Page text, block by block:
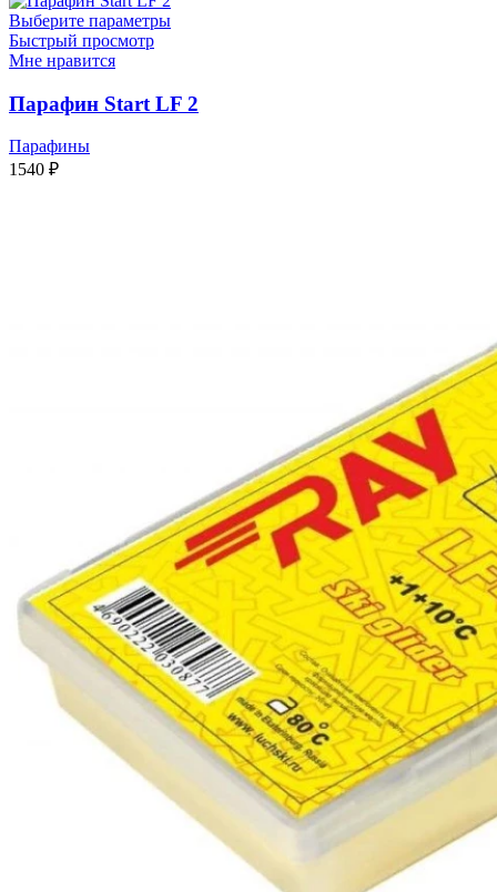
Выберите параметры
Быстрый просмотр
Мне нравится
Парафин Start LF 2
Парафины
1540 ₽